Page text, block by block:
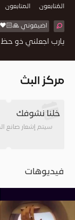
المُتابعون المتابعون
اضيفوني 🙏🏻❤️
يارب اجعلني ذو
مركز البث
خلنا نشوفك
سيتم إشعار صانع
فيديوهات